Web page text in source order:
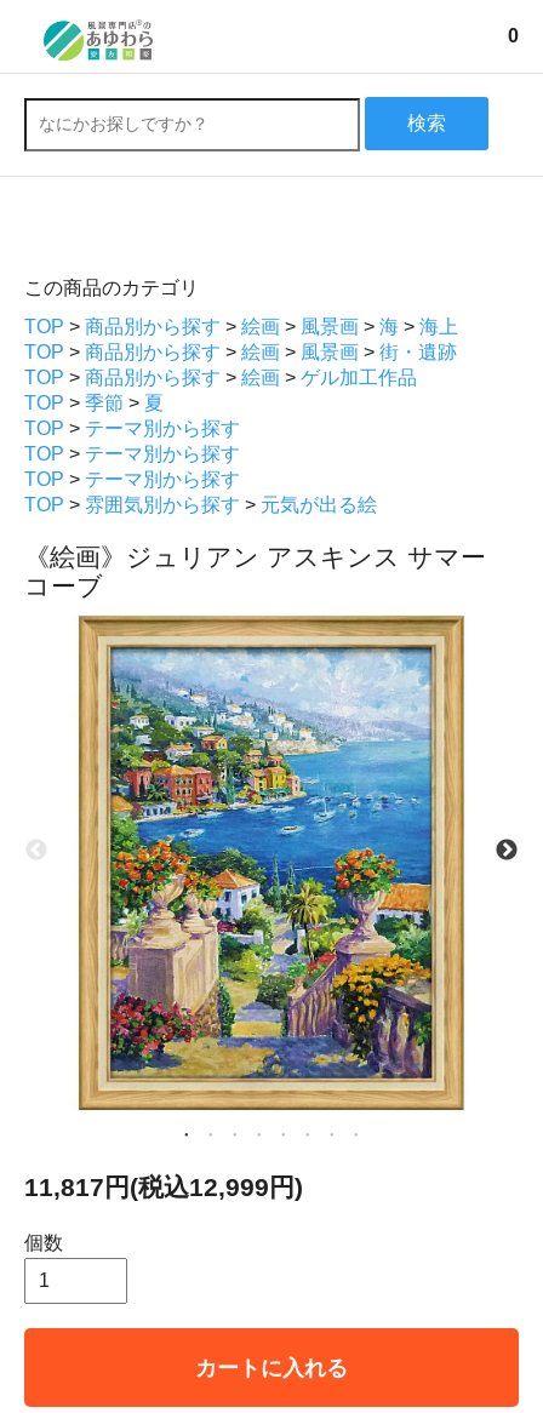
0
検索
この商品のカテゴリ
TOP > 商品別から探す > 絵画 > 風景画 > 海 > 海上
TOP > 商品別から探す > 絵画 > 風景画 > 街・遺跡
TOP > 商品別から探す > 絵画 > ゲル加工作品
TOP > 季節 > 夏
TOP > テーマ別から探す
TOP > テーマ別から探す
TOP > テーマ別から探す
TOP > 雰囲気別から探す > 元気が出る絵
《絵画》ジュリアン アスキンス サマー
コーブ
11,817円(税込12,999円)
個数
カートに入れる